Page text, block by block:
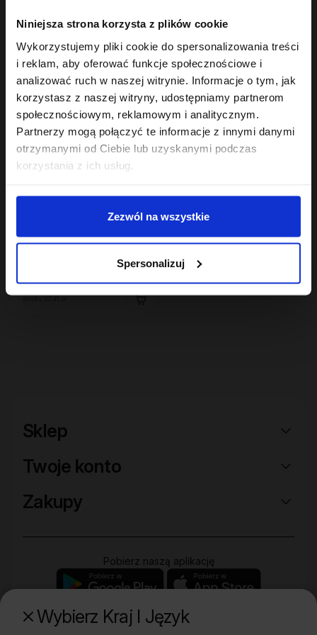
Niniejsza strona korzysta z plików cookie
Wykorzystujemy pliki cookie do spersonalizowania treści
i reklam, aby oferować funkcje społecznościowe i
analizować ruch w naszej witrynie. Informacje o tym, jak
korzystasz z naszej witryny, udostępniamy partnerom
społecznościowym, reklamowym i analitycznym.
Partnerzy mogą połączyć te informacje z innymi danymi
otrzymanymi od Ciebie lub uzyskanymi podczas
korzystania z ich usług.
Zezwól na wszystkie
Spersonalizuj
Wybierz Kraj I Język
Żel mocny do stylizacji
200ml
18,99 zł
Najniższa cena z 30 dni przed
18,99 zł
Aktywator skrętu w
24,49 zł
Najniższa cena z 30 dni przed
obniżką:
Hair In Balance By ONLYBIO
22,49 zł
Sklep
Twoje konto
Zakupy
Pobierz naszą aplikację
Poznaj naszą drugą markę